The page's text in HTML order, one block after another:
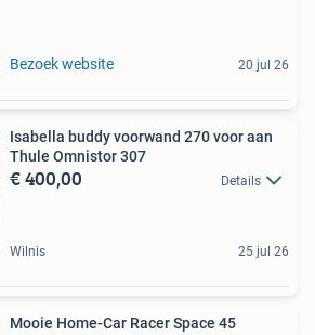
Bezoek website 20 jul 26
Isabella buddy voorwand 270 voor aan
Thule Omnistor 307
€ 400,00 Details
Wilnis 25 jul 26
Mooie Home-Car Racer Space 45